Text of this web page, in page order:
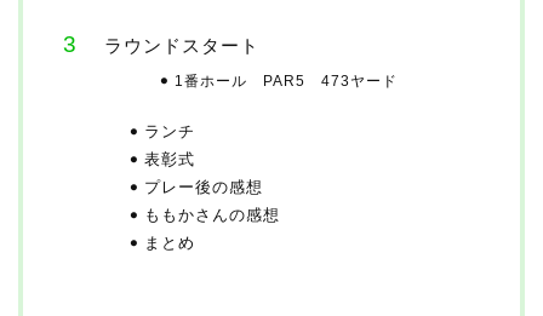
ラウンドスタート
1番ホール PAR5 473ヤード
ランチ
表彰式
プレー後の感想
ももかさんの感想
まとめ